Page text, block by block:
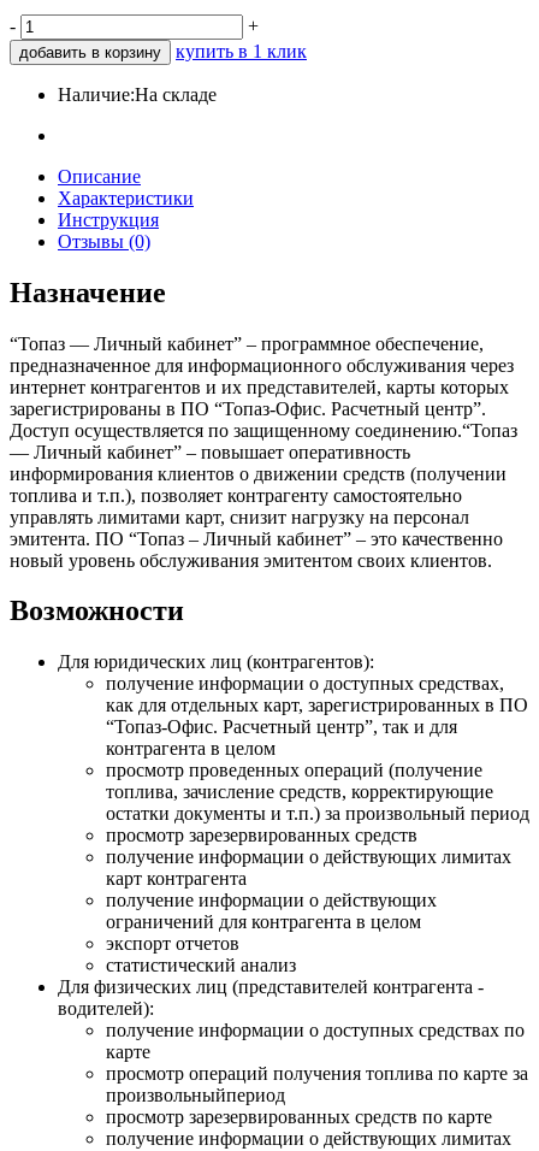
- +
добавить в корзину купить в 1 клик
Наличие:На складе
Описание
Характеристики
Инструкция
Отзывы (0)
Назначение
“Топаз — Личный кабинет” – программное обеспечение,
предназначенное для информационного обслуживания через
интернет контрагентов и их представителей, карты которых
зарегистрированы в ПО “Топаз-Офис. Расчетный центр”.
Доступ осуществляется по защищенному соединению.“Топаз
— Личный кабинет” – повышает оперативность
информирования клиентов о движении средств (получении
топлива и т.п.), позволяет контрагенту самостоятельно
управлять лимитами карт, снизит нагрузку на персонал
эмитента. ПО “Топаз – Личный кабинет” – это качественно
новый уровень обслуживания эмитентом своих клиентов.
Возможности
Для юридических лиц (контрагентов):
получение информации о доступных средствах,
как для отдельных карт, зарегистрированных в ПО
“Топаз-Офис. Расчетный центр”, так и для
контрагента в целом
просмотр проведенных операций (получение
топлива, зачисление средств, корректирующие
остатки документы и т.п.) за произвольный период
просмотр зарезервированных средств
получение информации о действующих лимитах
карт контрагента
получение информации о действующих
ограничений для контрагента в целом
экспорт отчетов
статистический анализ
Для физических лиц (представителей контрагента -
водителей):
получение информации о доступных средствах по
карте
просмотр операций получения топлива по карте за
произвольныйпериод
просмотр зарезервированных средств по карте
получение информации о действующих лимитах